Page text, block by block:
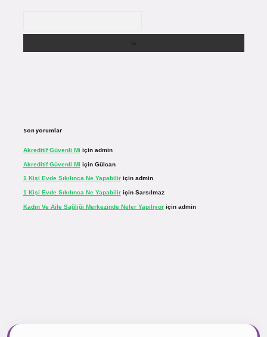
Son yorumlar
Akreditif Güvenli Mi için admin
Akreditif Güvenli Mi için Gülcan
1 Kişi Evde Sıkılınca Ne Yapabiliriçin admin
1 Kişi Evde Sıkılınca Ne Yapabiliriçin Sarsılmaz
Kadın Ve Aile Sağlığı Merkezinde Neler Yapılıyoriçin admin